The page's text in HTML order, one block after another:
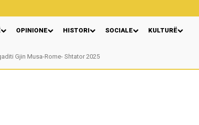
OPINIONE HISTORI SOCIALE KULTURË
Gjin Musa-Rome- Shtator 2025
Ndue Dedaj